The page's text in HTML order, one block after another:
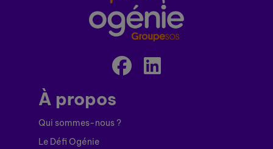
À propos
Qui sommes-nous ?
Le Défi Ogénie